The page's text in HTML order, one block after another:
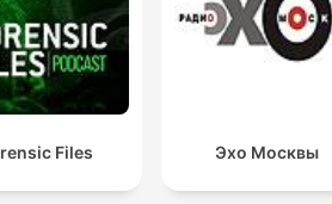
Files Эхо Москвы